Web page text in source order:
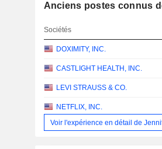
Anciens postes connus
Sociétés
DOXIMITY, INC.
CASTLIGHT HEALTH, INC.
LEVI STRAUSS & CO.
NETFLIX, INC.
Voir l'expérience en détail de